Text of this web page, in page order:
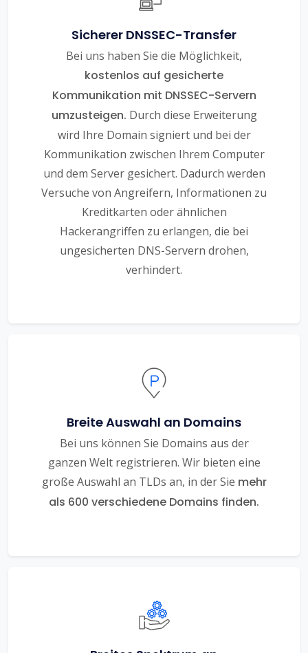
Sicherer DNSSEC-Transfer
Bei uns haben Sie die Möglichkeit,
kostenlos auf gesicherte
Kommunikation mit DNSSEC-Servern
umzusteigen. Durch diese Erweiterung
wird Ihre Domain signiert und bei der
Kommunikation zwischen Ihrem Computer
und dem Server gesichert. Dadurch werden
Versuche von Angreifern, Informationen zu
Kreditkarten oder ähnlichen
Hackerangriffen zu erlangen, die bei
ungesicherten DNS-Servern drohen,
verhindert.
Breite Auswahl an Domains
Bei uns können Sie Domains aus der
ganzen Welt registrieren. Wir bieten eine
große Auswahl an TLDs an, in der Sie mehr
als 600 verschiedene Domains finden.